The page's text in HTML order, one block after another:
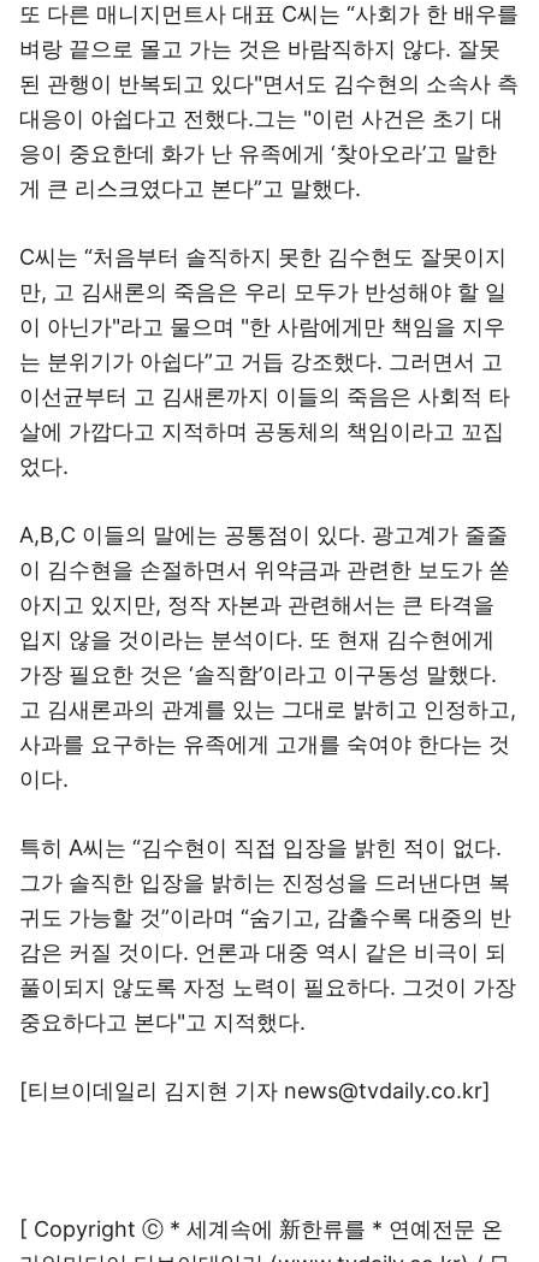
또 다른 매니지먼트사 대표 C씨는 “사회가 한 배우를
벼랑 끝으로 몰고 가는 것은 바람직하지 않다. 잘못
된 관행이 반복되고 있다"면서도 김수현의 소속사 측
대응이 아쉽다고 전했다.그는 "이런 사건은 초기 대
응이 중요한데 화가 난 유족에게 ‘찾아오라’고 말한
게 큰 리스크였다고 본다”고 말했다.
C씨는 “처음부터 솔직하지 못한 김수현도 잘못이지
만, 고 김새론의 죽음은 우리 모두가 반성해야 할 일
이 아닌가"라고 물으며 "한 사람에게만 책임을 지우
는 분위기가 아쉽다”고 거듭 강조했다. 그러면서 고
이선균부터 고 김새론까지 이들의 죽음은 사회적 타
살에 가깝다고 지적하며 공동체의 책임이라고 꼬집
었다.
A,B,C 이들의 말에는 공통점이 있다. 광고계가 줄줄
이 김수현을 손절하면서 위약금과 관련한 보도가 쏟
아지고 있지만, 정작 자본과 관련해서는 큰 타격을
입지 않을 것이라는 분석이다. 또 현재 김수현에게
가장 필요한 것은 ‘솔직함’이라고 이구동성 말했다.
고 김새론과의 관계를 있는 그대로 밝히고 인정하고,
사과를 요구하는 유족에게 고개를 숙여야 한다는 것
이다.
특히 A씨는 “김수현이 직접 입장을 밝힌 적이 없다.
그가 솔직한 입장을 밝히는 진정성을 드러낸다면 복
귀도 가능할 것”이라며 “숨기고, 감출수록 대중의 반
감은 커질 것이다. 언론과 대중 역시 같은 비극이 되
풀이되지 않도록 자정 노력이 필요하다. 그것이 가장
중요하다고 본다"고 지적했다.
[티브이데일리 김지현 기자 news@tvdaily.co.kr]
[ Copyright ⓒ * 세계속에 新한류를 * 연예전문 온